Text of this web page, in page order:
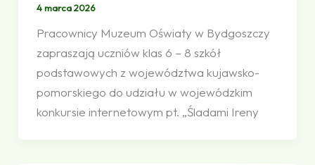
4 marca 2026
Pracownicy Muzeum Oświaty w Bydgoszczy
zapraszają uczniów klas 6 – 8 szkół
podstawowych z województwa kujawsko-
pomorskiego do udziału w wojewódzkim
konkursie internetowym pt. „Śladami Ireny